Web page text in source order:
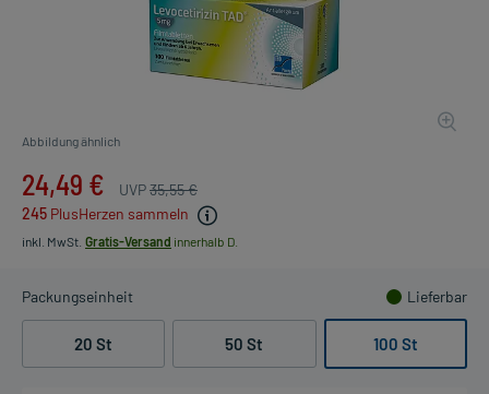
Abbildung ähnlich
24,49 € UVP35,55 €
245 PlusHerzen sammeln
inkl. MwSt. Gratis-Versand innerhalb D.
Packungseinheit Lieferbar
20 St 50 St 100 St